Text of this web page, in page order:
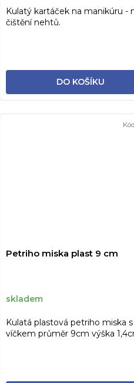
DO KOŠÍKU
Kulatý kartáček na manikúru -
čištění nehtů.
Petriho miska plast 9 cm
skladem
Kulatá plastová petriho miska s
víčkem průměr 9cm výška